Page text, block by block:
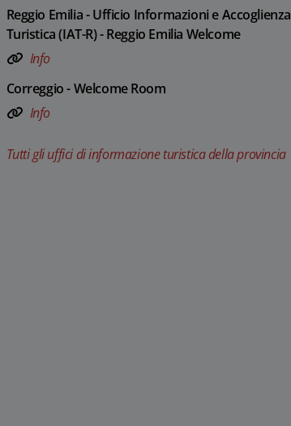
Reggio Emilia - Ufficio Informazioni e Accoglienza
Turistica (IAT-R) - Reggio Emilia Welcome
Info
Correggio - Welcome Room
Info
Tutti gli uffici di informazione turistica della provincia